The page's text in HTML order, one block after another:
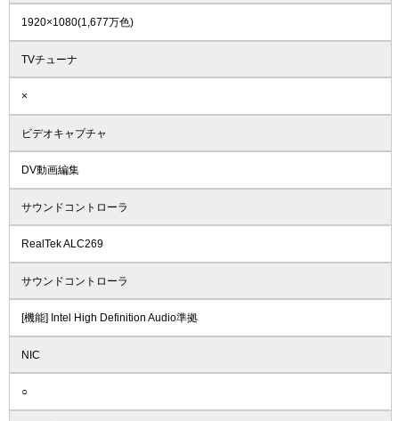
1920×1080(1,677万色)
TVチューナ
×
ビデオキャプチャ
DV動画編集
サウンドコントローラ
RealTek ALC269
サウンドコントローラ
[機能] Intel High Definition Audio準拠
NIC
○